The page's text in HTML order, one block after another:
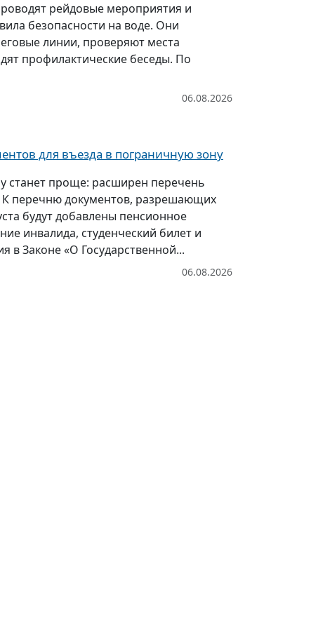
рейдовые мероприятия и
безопасности на воде. Они
линии, проверяют места
профилактические беседы. По
06.08.2026
для въезда в пограничную зону
станет проще: расширен перечень
перечню документов, разрешающих
будут добавлены пенсионное
инвалида, студенческий билет и
в Законе «О Государственной...
06.08.2026